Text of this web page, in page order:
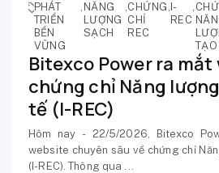
PHÁT
TRIỂN
BỀN
VỮNG
, NĂNG
LƯỢNG
SẠCH
,CHỨNG
CHỈ
REC
, I-
REC
,
TẠO
Bitexco Power ra
chứng chỉ Năng
tế (I-REC)
Hôm nay - 22/5/2026, Bitexco
website chuyên sâu về chứng chỉ
(I-REC). Thông qua ...